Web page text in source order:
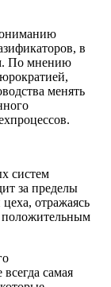
в
По мнению
менять
систем
за пределы
отражаясь
положительным
самая